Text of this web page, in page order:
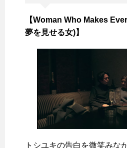
【Woman Who Makes
夢を見せる女)】
トシユキの告白を微笑みな